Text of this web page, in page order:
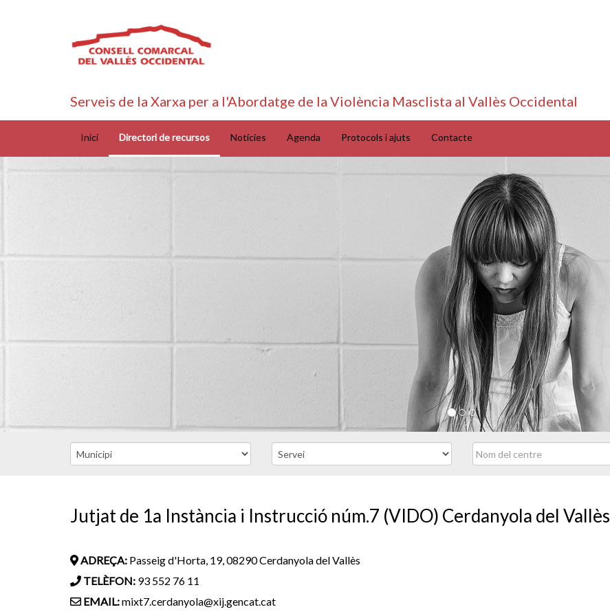
Serveis de la Xarxa per a l'Abordatge de la Violència Masclista al Vallès Occidental
Inici Directori de recursos Notícies Agenda Protocols i ajuts Contacte
Jutjat de 1a Instància i Instrucció núm.7 (VIDO) Cerdanyola del Vallès
ADREÇA: Passeig d'Horta, 19, 08290 Cerdanyola del Vallès
TELÈFON: 93 552 76 11
EMAIL:mixt7.cerdanyola@xij.gencat.cat